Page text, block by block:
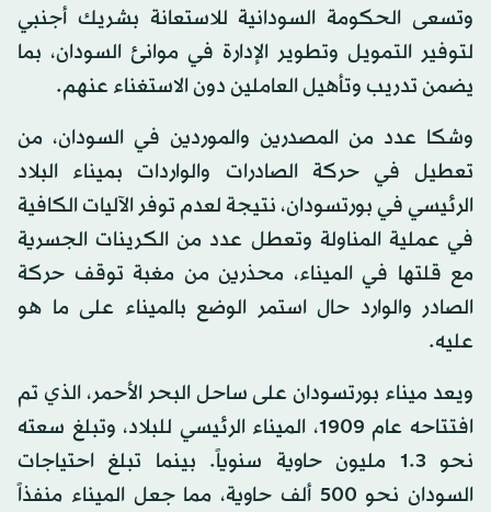
وتسعى الحكومة السودانية للاستعانة بشريك أجنبي
لتوفير التمويل وتطوير الإدارة في موانئ السودان، بما
يضمن تدريب وتأهيل العاملين دون الاستغناء عنهم.
وشكا عدد من المصدرين والموردين في السودان، من
تعطيل في حركة الصادرات والواردات بميناء البلاد
الرئيسي في بورتسودان، نتيجة لعدم توفر الآليات الكافية
في عملية المناولة وتعطل عدد من الكرينات الجسرية
مع قلتها في الميناء، محذرين من مغبة توقف حركة
الصادر والوارد حال استمر الوضع بالميناء على ما هو
عليه.
ويعد ميناء بورتسودان على ساحل البحر الأحمر، الذي تم
افتتاحه عام 1909، الميناء الرئيسي للبلاد، وتبلغ سعته
نحو 1.3 مليون حاوية سنوياً. بينما تبلغ احتياجات
السودان نحو 500 ألف حاوية، مما جعل الميناء منفذاً